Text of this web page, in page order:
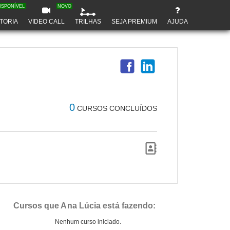
VIDEO CALL
NOVO
TRILHAS SEJA PREMIUM AJUDA
0 CURSOS CONCLUÍDOS
Cursos que Ana Lúcia está fazendo:
Nenhum curso iniciado.